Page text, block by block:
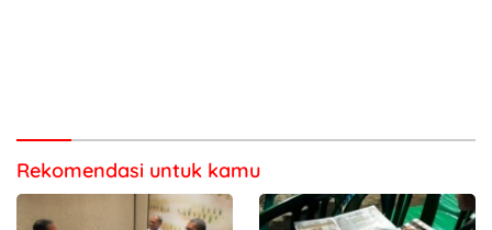
Rekomendasi untuk kamu